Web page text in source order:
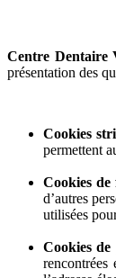
Centre Dentaire
présentation des
Cookies
permettent
Cookies
d’autres
utilisées
Cookies